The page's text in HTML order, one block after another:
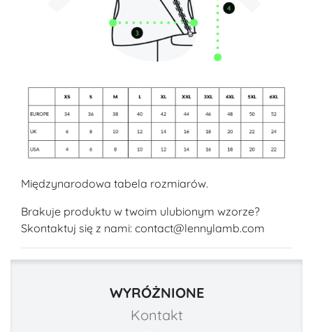
Międzynarodowa tabela rozmiarów.
Brakuje produktu w twoim ulubionym wzorze?
Skontaktuj się z nami: contact@lennylamb.com
WYRÓŻNIONE
Kontakt